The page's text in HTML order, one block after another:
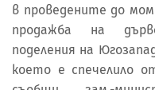
в проведените до
продажба на
поделения на
което е спечелило